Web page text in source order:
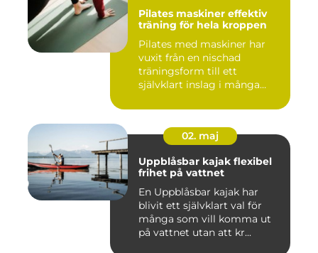
Pilates maskiner effektiv
träning för hela kroppen
Pilates med maskiner har
vuxit från en nischad
träningsform till ett
självklart inslag i många
02. maj
Uppblåsbar kajak flexibel
frihet på vattnet
En Uppblåsbar kajak har
blivit ett självklart val för
många som vill komma ut
på vattnet utan att kr...